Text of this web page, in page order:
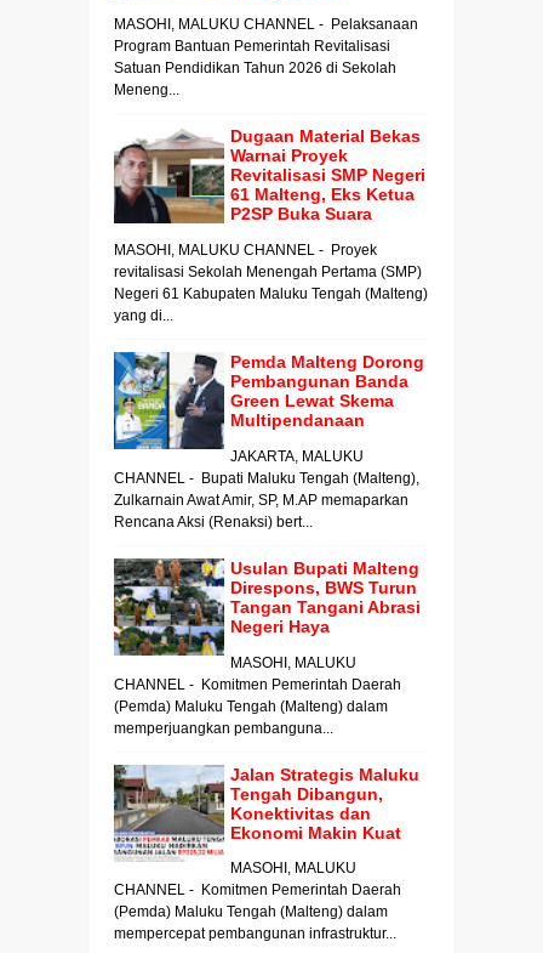
MASOHI, MALUKU CHANNEL - Pelaksanaan
Program Bantuan Pemerintah Revitalisasi
Satuan Pendidikan Tahun 2026 di Sekolah
Meneng...
Dugaan Material Bekas
Warnai Proyek
Revitalisasi SMP Negeri
61 Malteng, Eks Ketua
P2SP Buka Suara
MASOHI, MALUKU CHANNEL - Proyek
revitalisasi Sekolah Menengah Pertama (SMP)
Negeri 61 Kabupaten Maluku Tengah (Malteng)
yang di...
Pemda Malteng Dorong
Pembangunan Banda
Green Lewat Skema
Multipendanaan
JAKARTA, MALUKU
CHANNEL - Bupati Maluku Tengah (Malteng),
Zulkarnain Awat Amir, SP, M.AP memaparkan
Rencana Aksi (Renaksi) bert...
Usulan Bupati Malteng
Direspons, BWS Turun
Tangan Tangani Abrasi
Negeri Haya
MASOHI, MALUKU
CHANNEL - Komitmen Pemerintah Daerah
(Pemda) Maluku Tengah (Malteng) dalam
memperjuangkan pembanguna...
Jalan Strategis Maluku
Tengah Dibangun,
Konektivitas dan
Ekonomi Makin Kuat
MASOHI, MALUKU
CHANNEL - Komitmen Pemerintah Daerah
(Pemda) Maluku Tengah (Malteng) dalam
mempercepat pembangunan infrastruktur...